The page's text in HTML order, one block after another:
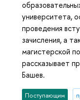
университета,
проведения
зачисления, а
магистерской
рассказывает
Башев.
Поступающим